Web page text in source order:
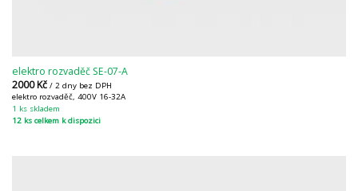
elektro rozvaděč SE-07-A
2000Kč / 2 dny bez DPH
elektro rozvaděč, 400V 16-32A
1 ks skladem
12 ks celkem k dispozici